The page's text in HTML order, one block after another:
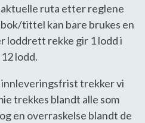
ruta etter reglene
tittel kan bare brukes en
loddrett rekke gir 1 lodd i
lodd.
trekker vi
trekkes blandt alle som
en overraskelse blandt de